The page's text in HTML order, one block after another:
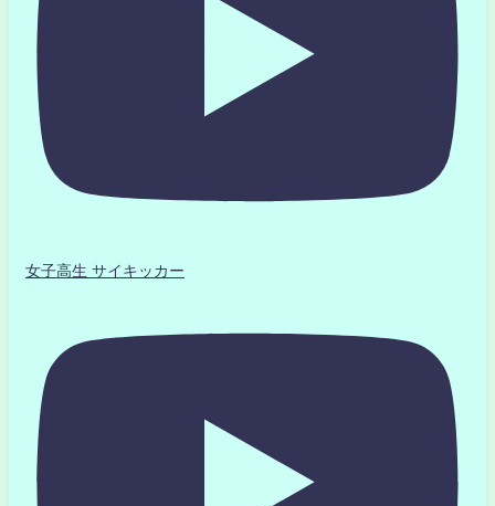
女子高生 サイキッカー